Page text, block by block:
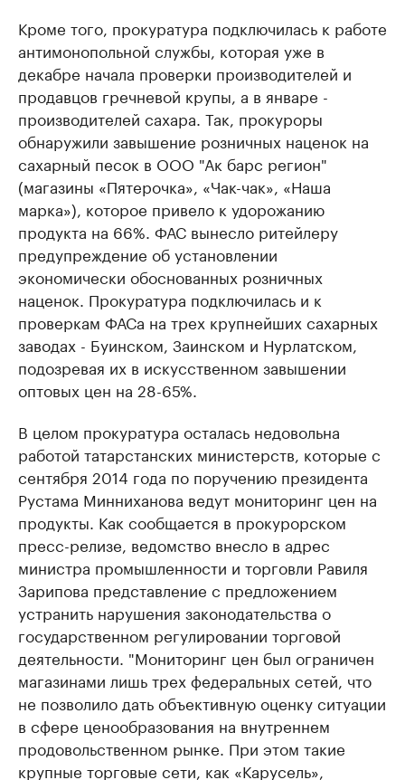
Кроме того, прокуратура подключилась к работе
антимонопольной службы, которая уже в
декабре начала проверки производителей и
продавцов гречневой крупы, а в январе -
производителей сахара. Так, прокуроры
обнаружили завышение розничных наценок на
сахарный песок в ООО "Ак барс регион"
(магазины «Пятерочка», «Чак-чак», «Наша
марка»), которое привело к удорожанию
продукта на 66%. ФАС вынесло ритейлеру
предупреждение об установлении
экономически обоснованных розничных
наценок. Прокуратура подключилась и к
проверкам ФАСа на трех крупнейших сахарных
заводах - Буинском, Заинском и Нурлатском,
подозревая их в искусственном завышении
оптовых цен на 28-65%.
В целом прокуратура осталась недовольна
работой татарстанских министерств, которые с
сентября 2014 года по поручению президента
Рустама Минниханова ведут мониторинг цен на
продукты. Как сообщается в прокурорском
пресс-релизе, ведомство внесло в адрес
министра промышленности и торговли Равиля
Зарипова представление с предложением
устранить нарушения законодательства о
государственном регулировании торговой
деятельности. "Мониторинг цен был ограничен
магазинами лишь трех федеральных сетей, что
не позволило дать объективную оценку ситуации
в сфере ценообразования на внутреннем
продовольственном рынке. При этом такие
крупные торговые сети, как «Карусель»,